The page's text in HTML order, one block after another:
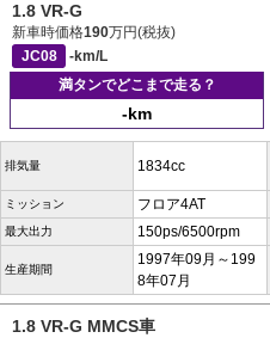
1.8 VR-G
新車時価格190万円(税抜)
JC08
-km/L
満タンでどこまで走る？
-km
排気量 1834cc
ミッション フロア4AT
最大出力 150ps/6500rpm
生産期間
1997年09月～199
8年07月
1.8 VR-G MMCS車